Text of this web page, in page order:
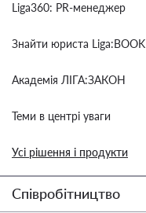
Liga360: PR-менеджер
Знайти юриста Liga:BOOK
Академія ЛІГА:ЗАКОН
Теми в центрі уваги
Усі рішення і продукти
Співробітництво